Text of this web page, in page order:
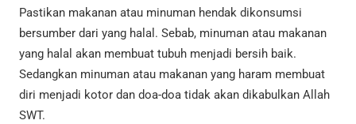
Pastikan makanan atau minuman hendak dikonsumsi
bersumber dari yang halal. Sebab, minuman atau makanan
yang halal akan membuat tubuh menjadi bersih baik.
Sedangkan minuman atau makanan yang haram membuat
diri menjadi kotor dan doa-doa tidak akan dikabulkan Allah
SWT.